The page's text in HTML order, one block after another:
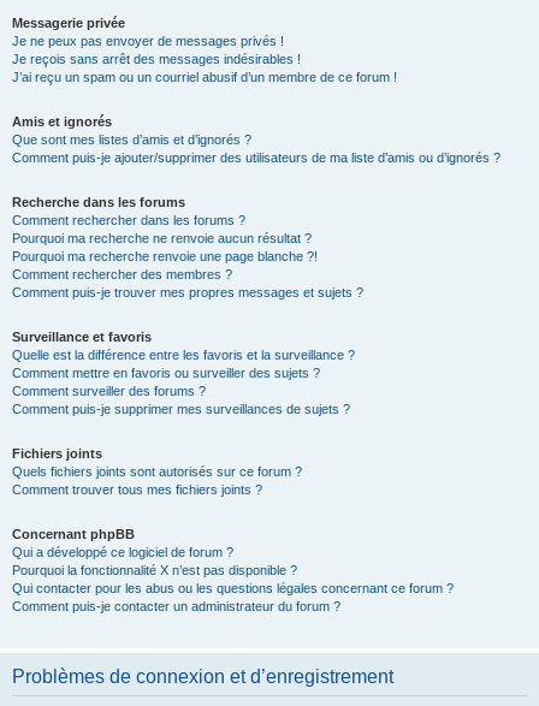
Messagerie privée
Je ne peux pas envoyer de messages privés !
Je reçois sans arrêt des messages indésirables !
J’ai reçu un spam ou un courriel abusif d’un membre de ce forum !
Amis et ignorés
Que sont mes listes d’amis et d’ignorés ?
Comment puis-je ajouter/supprimer des utilisateurs de ma liste d’amis ou d’ignorés ?
Recherche dans les forums
Comment rechercher dans les forums ?
Pourquoi ma recherche ne renvoie aucun résultat ?
Pourquoi ma recherche renvoie une page blanche ?!
Comment rechercher des membres ?
Comment puis-je trouver mes propres messages et sujets ?
Surveillance et favoris
Quelle est la différence entre les favoris et la surveillance ?
Comment mettre en favoris ou surveiller des sujets ?
Comment surveiller des forums ?
Comment puis-je supprimer mes surveillances de sujets ?
Fichiers joints
Quels fichiers joints sont autorisés sur ce forum ?
Comment trouver tous mes fichiers joints ?
Concernant phpBB
Qui a développé ce logiciel de forum ?
Pourquoi la fonctionnalité X n’est pas disponible ?
Qui contacter pour les abus ou les questions légales concernant ce forum ?
Comment puis-je contacter un administrateur du forum ?
Problèmes de connexion et d’enregistrement